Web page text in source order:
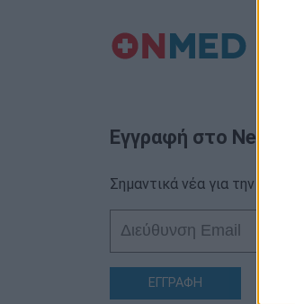
Εγγραφή στο
Σημαντικά νέα για την
ΕΓΓΡΑΦΗ